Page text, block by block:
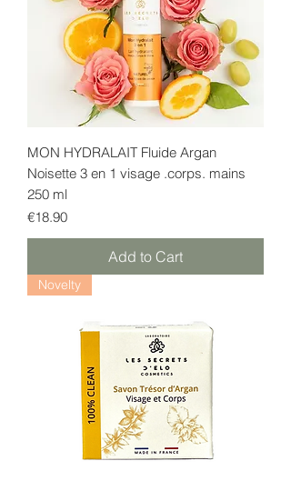
MON HYDRALAIT Fluide Argan
Noisette 3 en 1 visage .corps. mains
250 ml
Price
€18.90
Add to Cart
Novelty